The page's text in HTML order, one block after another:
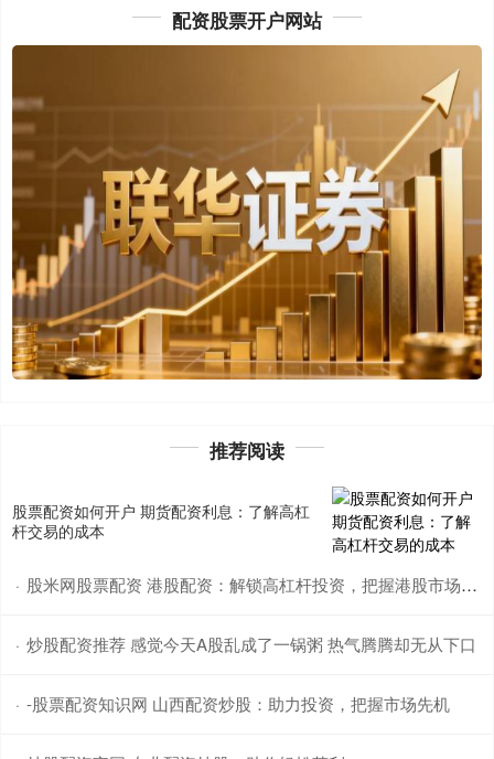
配资股票开户网站
推荐阅读
股票配资如何开户 期货配资利息：了解高杠
杆交易的成本
· 股米网股票配资 港股配资：解锁高杠杆投资，把握港股市场机遇
· 炒股配资推荐 感觉今天A股乱成了一锅粥 热气腾腾却无从下口
· -股票配资知识网 山西配资炒股：助力投资，把握市场先机